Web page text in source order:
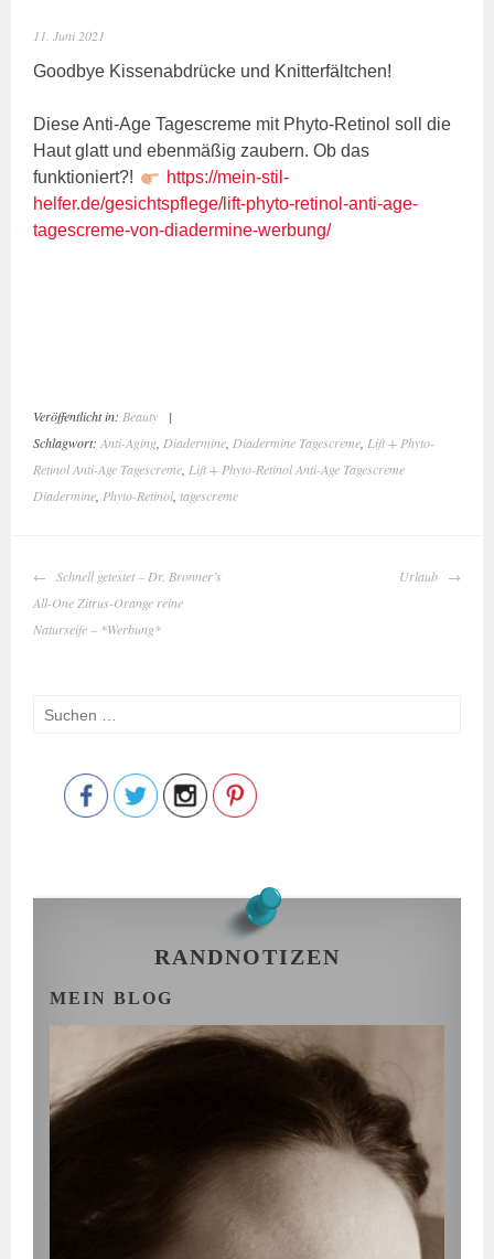
11. Juni 2021
Goodbye Kissenabdrücke und Knitterfältchen!
Diese Anti-Age Tagescreme mit Phyto-Retinol soll die
Haut glatt und ebenmäßig zaubern. Ob das
funktioniert?!
https://mein-stil-
helfer.de/gesichtspflege/lift-phyto-retinol-anti-age-
tagescreme-von-diadermine-werbung/
Veröffentlicht in:Beauty
|
Schlagwort:Anti-Aging,Diadermine,Diadermine Tagescreme,Lift + Phyto-
Retinol Anti-Age Tagescreme,Lift + Phyto-Retinol Anti-Age Tagescreme
Diadermine,Phyto-Retinol,tagescreme
BEITRAGS-
NAVIGATION
Schnell getestet – Dr. Bronner’s
All-One Zitrus-Orange reine
Naturseife – *Werbung*
Urlaub
Suchen
RANDNOTIZEN
MEIN BLOG